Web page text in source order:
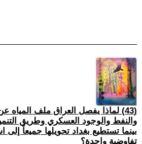
(43) لماذا يفصل العراق ملف المياه
والنفط والوجود العسكري وطريق
بينما تستطيع بغداد تحويلها جميعاً إلى
تفاوضية واحدة؟